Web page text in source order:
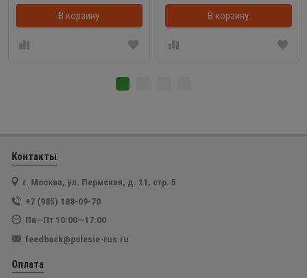
В корзину В корзинкеВ корзину
Контакты
г. Москва, ул. Пермская, д. 11, стр. 5
+7 (985) 188-09-70
Пн—Пт 10:00—17:00
feedback@polesie-rus.ru
Оплата